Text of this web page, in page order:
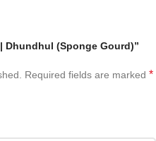
| Dhundhul (Sponge Gourd)”
Required fields are marked *